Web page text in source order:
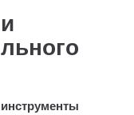
инструменты